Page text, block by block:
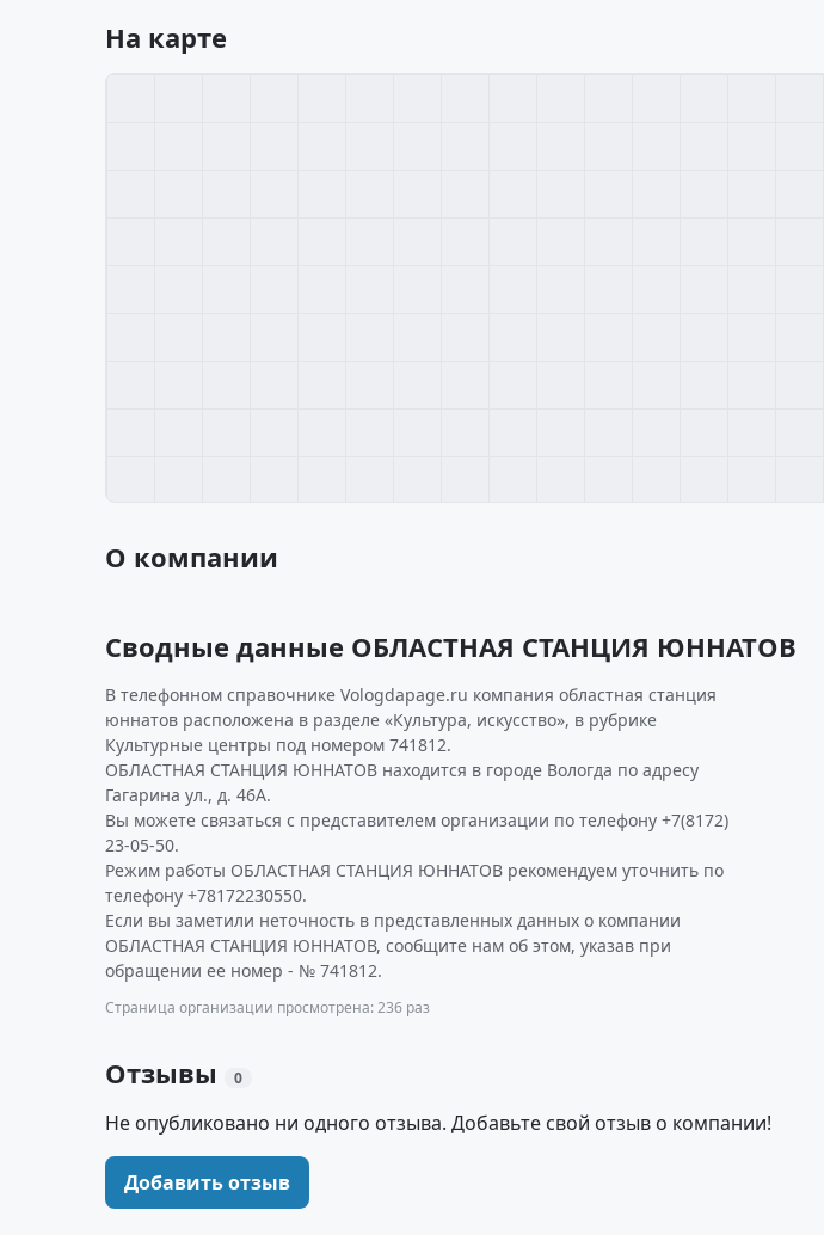
На карте
О компании
Сводные данные ОБЛАСТНАЯ СТАНЦИЯ ЮННАТОВ
В телефонном справочнике Vologdapage.ru компания областная станция
юннатов расположена в разделе «Культура, искусство», в рубрике
Культурные центры под номером 741812.
ОБЛАСТНАЯ СТАНЦИЯ ЮННАТОВ находится в городе Вологда по адресу
Гагарина ул., д. 46А.
Вы можете связаться с представителем организации по телефону +7(8172)
23-05-50.
Режим работы ОБЛАСТНАЯ СТАНЦИЯ ЮННАТОВ рекомендуем уточнить по
телефону +78172230550.
Если вы заметили неточность в представленных данных о компании
ОБЛАСТНАЯ СТАНЦИЯ ЮННАТОВ, сообщите нам об этом, указав при
обращении ее номер - № 741812.
Страница организации просмотрена: 236 раз
Отзывы 0
Не опубликовано ни одного отзыва. Добавьте свой отзыв о компании!
Добавить отзыв